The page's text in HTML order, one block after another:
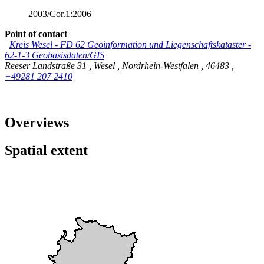
2003/Cor.1:2006
Point of contact
Kreis Wesel - FD 62 Geoinformation und Liegenschaftskataster -
62-1-3 Geobasisdaten/GIS
Reeser Landstraße 31
Wesel Nordrhein-Westfalen 46483
+49281 207 2410
Overviews
Spatial extent